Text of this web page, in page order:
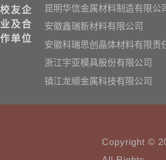
校友企
业及合
作单位
昆明华信金属材料制造有限公
安徽鑫瑞新材料有限公司
安徽科瑞思创晶体材料有限责
浙江宇亚模具股份有限公司
镇江龙顺金属科技有限公司
Copyright ©